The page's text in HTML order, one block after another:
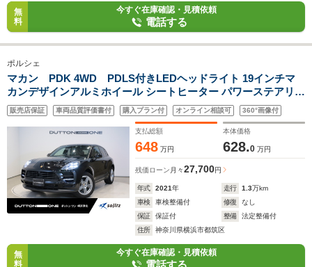
無
料
今すぐ在庫確認・見積依頼
電話する
ポルシェ
マカン PDK 4WD PDLS付きLEDヘッドライト 19インチマ
カンデザインアルミホイール シートヒーター パワーステアリン
グプラス パワーバックドア プライバシーガラス ドライバーメ
モリーパッケージ パワーシート 360度カメラ
販売店保証 車両品質評価書付 購入プラン付 オンライン相談可 360°画像付
支払総額
648 万円
本体価格
628.0 万円
残価ローン 月々27,700円
年式 2021年 走行 1.3万km
車検
車検整備付 修復
なし
保証
保証付 整備
法定整備付
住所
神奈川県横浜市都筑区
無
料
今すぐ在庫確認・見積依頼
電話する